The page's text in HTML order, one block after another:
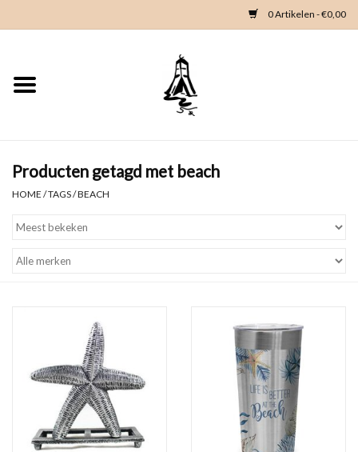
0 Artikelen - €0,00
Home
Kleding
Waterkaart
Waterproof tassen
Nieuws
Producten getagd met beach
HOME /TAGS/BEACH